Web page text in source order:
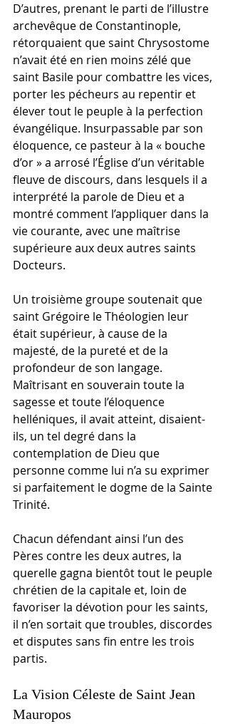
D’autres, prenant le parti de l’illustre
archevêque de Constantinople,
rétorquaient que saint Chrysostome
n’avait été en rien moins zélé que
saint Basile pour combattre les vices,
porter les pécheurs au repentir et
élever tout le peuple à la perfection
évangélique. Insurpassable par son
éloquence, ce pasteur à la « bouche
d’or » a arrosé l’Église d’un véritable
fleuve de discours, dans lesquels il a
interprété la parole de Dieu et a
montré comment l’appliquer dans la
vie courante, avec une maîtrise
supérieure aux deux autres saints
Docteurs.
Un troisième groupe soutenait que
saint Grégoire le Théologien leur
était supérieur, à cause de la
majesté, de la pureté et de la
profondeur de son langage.
Maîtrisant en souverain toute la
sagesse et toute l’éloquence
helléniques, il avait atteint, disaient-
ils, un tel degré dans la
contemplation de Dieu que
personne comme lui n’a su exprimer
si parfaitement le dogme de la Sainte
Trinité.
Chacun défendant ainsi l’un des
Pères contre les deux autres, la
querelle gagna bientôt tout le peuple
chrétien de la capitale et, loin de
favoriser la dévotion pour les saints,
il n’en sortait que troubles, discordes
et disputes sans fin entre les trois
partis.
La Vision Céleste de Saint Jean
Mauropos